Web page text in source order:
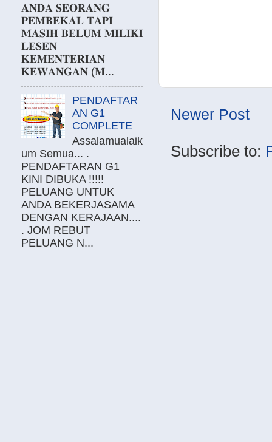
Newer Post
Subscribe to:
𝐀𝐍𝐃𝐀 𝐒𝐄𝐎𝐑𝐀𝐍𝐆
𝐏𝐄𝐌𝐁𝐄𝐊𝐀𝐋 𝐓𝐀𝐏𝐈
𝐌𝐀𝐒𝐈𝐇 𝐁𝐄𝐋𝐔𝐌 𝐌𝐈𝐋𝐈𝐊𝐈
𝐋𝐄𝐒𝐄𝐍
𝐊𝐄𝐌𝐄𝐍𝐓𝐄𝐑𝐈𝐀𝐍
𝐊𝐄𝐖𝐀𝐍𝐆𝐀𝐍 (𝐌...
PENDAFTAR
AN G1
COMPLETE
Assalamualaik
um Semua... .
PENDAFTARAN G1
KINI DIBUKA !!!!!
PELUANG UNTUK
ANDA BEKERJASAMA
DENGAN KERAJAAN....
. JOM REBUT
PELUANG N...